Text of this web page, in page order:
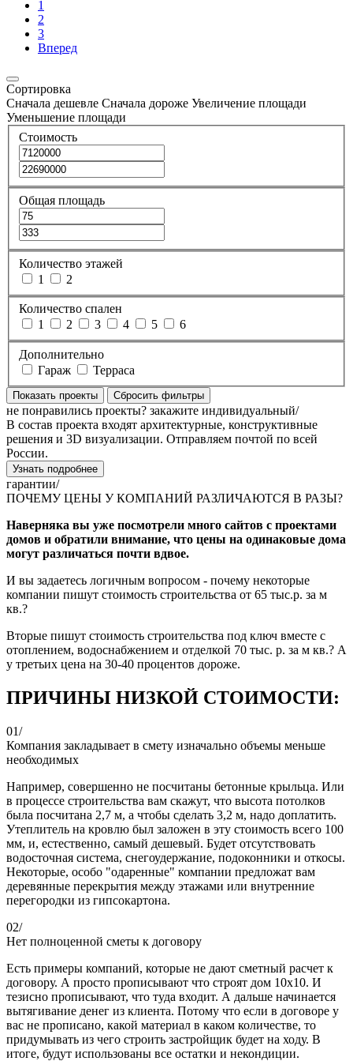
1
2
3
Вперед
Сортировка
Сначала дешевле Сначала дороже Увеличение площади
Уменьшение площади
Стоимость
Общая площадь
Количество этажей
1
2
Количество спален
1
2 3 4 5 6
Дополнительно
Гараж
Терраса
Показать проекты Сбросить фильтры
не понравились проекты? закажите индивидуальный/
В состав проекта входят архитектурные, конструктивные
решения и 3D визуализации. Отправляем почтой по всей
России.
Узнать подробнее
гарантии/
ПОЧЕМУ ЦЕНЫ У КОМПАНИЙ РАЗЛИЧАЮТСЯ В РАЗЫ?
Наверняка вы уже посмотрели много сайтов с проектами
домов и обратили внимание, что цены на одинаковые дома
могут различаться почти вдвое.
И вы задаетесь логичным вопросом - почему некоторые
компании пишут стоимость строительства от 65 тыс.р. за м
кв.?
Вторые пишут стоимость строительства под ключ вместе с
отоплением, водоснабжением и отделкой 70 тыс. р. за м кв.? А
у третьих цена на 30-40 процентов дороже.
ПРИЧИНЫ НИЗКОЙ СТОИМОСТИ:
01/
Компания закладывает в смету изначально объемы меньше
необходимых
Например, совершенно не посчитаны бетонные крыльца. Или
в процессе строительства вам скажут, что высота потолков
была посчитана 2,7 м, а чтобы сделать 3,2 м, надо доплатить.
Утеплитель на кровлю был заложен в эту стоимость всего 100
мм, и, естественно, самый дешевый. Будет отсутствовать
водосточная система, снегоудержание, подоконники и откосы.
Некоторые, особо "одаренные" компании предложат вам
деревянные перекрытия между этажами или внутренние
перегородки из гипсокартона.
02/
Нет полноценной сметы к договору
Есть примеры компаний, которые не дают сметный расчет к
договору. А просто прописывают что строят дом 10х10. И
тезисно прописывают, что туда входит. А дальше начинается
вытягивание денег из клиента. Потому что если в договоре у
вас не прописано, какой материал в каком количестве, то
придумывать из чего строить застройщик будет на ходу. В
итоге, будут использованы все остатки и некондиции.